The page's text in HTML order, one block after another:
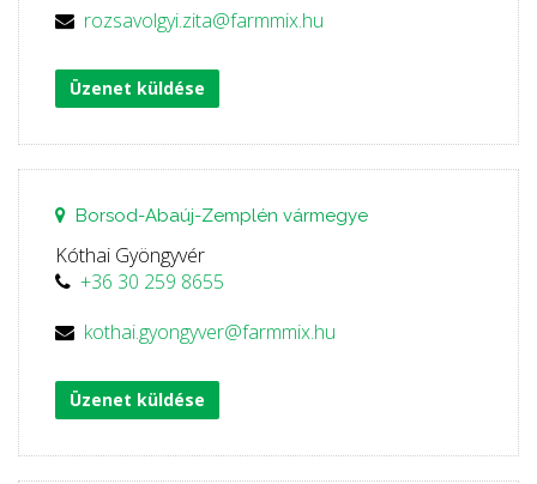
rozsavolgyi.zita@farmmix.hu
Üzenet küldése
Borsod-Abaúj-Zemplén vármegye
Kóthai Gyöngyvér
+36 30 259 8655
kothai.gyongyver@farmmix.hu
Üzenet küldése